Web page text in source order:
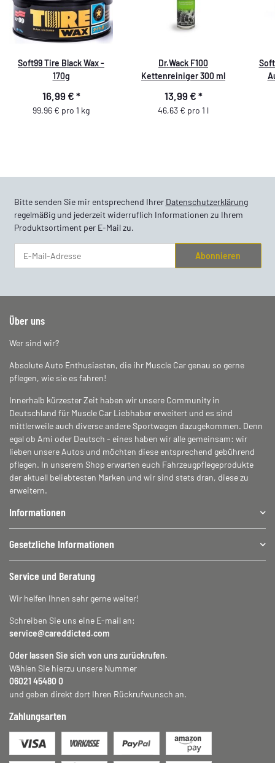
Soft99 Tire Black Wax -
170g
16,99 € *
99,96 € pro 1 kg
Dr.Wack F100
Kettenreiniger 300 ml
13,99 € *
46,63 € pro 1 l
Bitte senden Sie mir entsprechend Ihrer Datenschutzerklärung
regelmäßig und jederzeit widerruflich Informationen zu Ihrem
Produktsortiment per E-Mail zu.
Abonnieren
Über uns
Wer sind wir?
Absolute Auto Enthusiasten, die ihr Muscle Car genau so gerne
pflegen, wie sie es fahren!
Innerhalb kürzester Zeit haben wir unsere Community in
Deutschland für Muscle Car Liebhaber erweitert und es sind
mittlerweile auch diverse andere Sportwagen dazugekommen. Denn
egal ob Ami oder Deutsch - eines haben wir alle gemeinsam: wir
lieben unsere Autos und möchten diese entsprechend gebührend
pflegen. In unserem Shop erwarten euch Fahrzeugpflegeprodukte
der aktuell beliebtesten Marken und wir sind stets dran, diese zu
erweitern.
Informationen
Gesetzliche Informationen
Service und Beratung
Wir helfen Ihnen sehr gerne weiter!
Schreiben Sie uns eine E-mail an:
service@careddicted.com
Oder lassen Sie sich von uns zurückrufen.
Wählen Sie hierzu unsere Nummer
06021 45480 0
und geben direkt dort Ihren Rückrufwunsch an.
Zahlungsarten